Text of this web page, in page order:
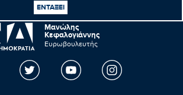
ΕΝΤΑΞΕΙ
Μανώλης
Κεφαλογιάννης
Ευρωβουλευτής